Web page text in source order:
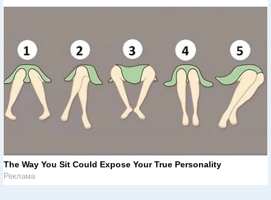
The Way You Sit Could Expose Your True Personality
Реклама